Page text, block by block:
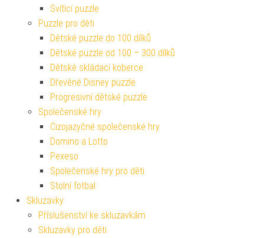
Svítící puzzle
Puzzle pro děti
Dětské puzzle do 100 dílků
Dětské puzzle od 100 – 300 dílků
Dětské skládací koberce
Dřevěné Disney puzzle
Progresivní dětské puzzle
Společenské hry
Cizojazyčné společenské hry
Domino a Lotto
Pexeso
Společenské hry pro děti
Stolní fotbal
Skluzavky
Příslušenství ke skluzavkám
Skluzavky pro děti